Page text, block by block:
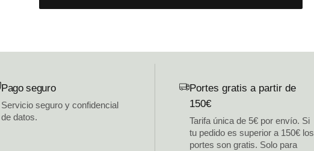
Pago seguro
Servicio seguro y confidencial
de datos.
Portes gratis a partir de
150€
Tarifa única de 5€ por envío. Si
tu pedido es superior a 150€ los
portes son gratis. Solo para